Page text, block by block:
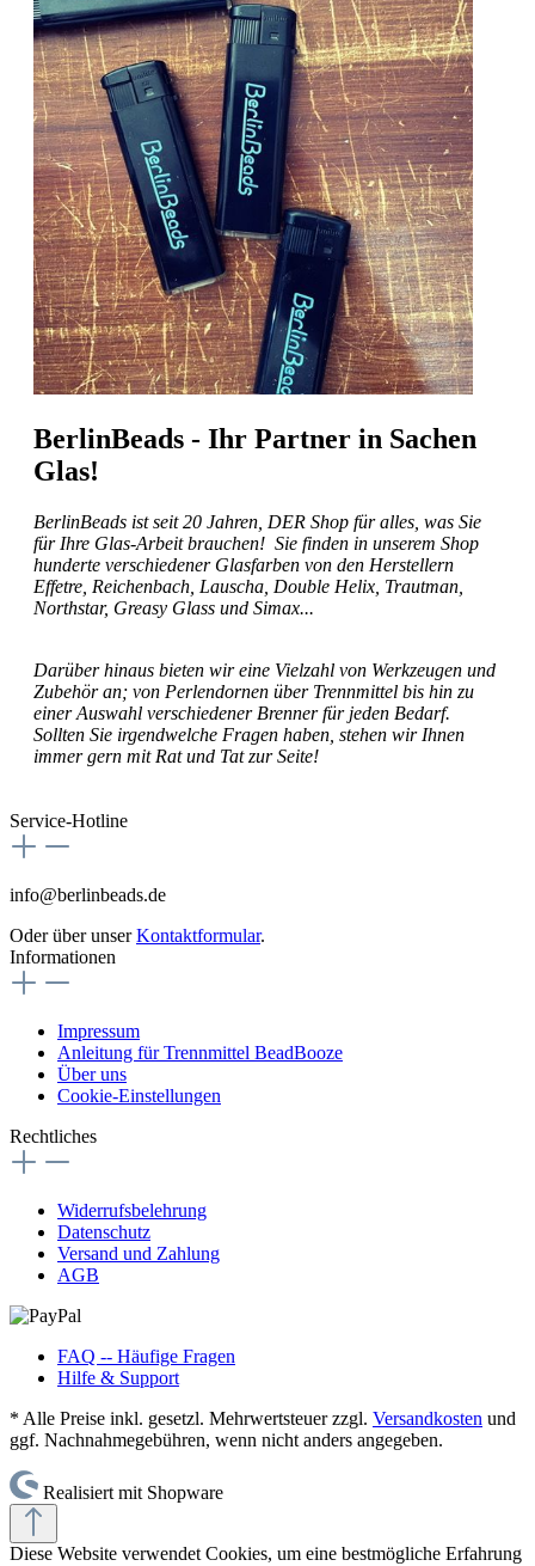
BerlinBeads - Ihr Partner in Sachen
Glas!
BerlinBeads ist seit 20 Jahren, DER Shop für alles, was Sie
für Ihre Glas-Arbeit brauchen! Sie finden in unserem Shop
hunderte verschiedener Glasfarben von den Herstellern
Effetre, Reichenbach, Lauscha, Double Helix, Trautman,
Northstar, Greasy Glass und Simax...
Darüber hinaus bieten wir eine Vielzahl von Werkzeugen und
Zubehör an; von Perlendornen über Trennmittel bis hin zu
einer Auswahl verschiedener Brenner für jeden Bedarf.
Sollten Sie irgendwelche Fragen haben, stehen wir Ihnen
immer gern mit Rat und Tat zur Seite!
Service-Hotline
info@berlinbeads.de
Oder über unserKontaktformular.
Informationen
Impressum
Anleitung für Trennmittel BeadBooze
Über uns
Cookie-Einstellungen
Rechtliches
Widerrufsbelehrung
Datenschutz
Versand und Zahlung
AGB
FAQ -- Häufige Fragen
Hilfe & Support
* Alle Preise inkl. gesetzl. Mehrwertsteuer zzgl. Versandkosten und
ggf. Nachnahmegebühren, wenn nicht anders angegeben.
Realisiert mit Shopware
Diese Website verwendet Cookies, um eine bestmögliche Erfahrung